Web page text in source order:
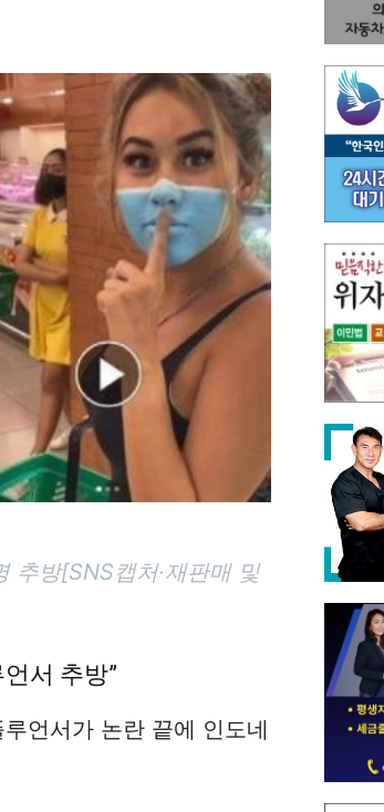
추방[SNS캡처·재판매 및
서 추방”
언서가 논란 끝에 인도네